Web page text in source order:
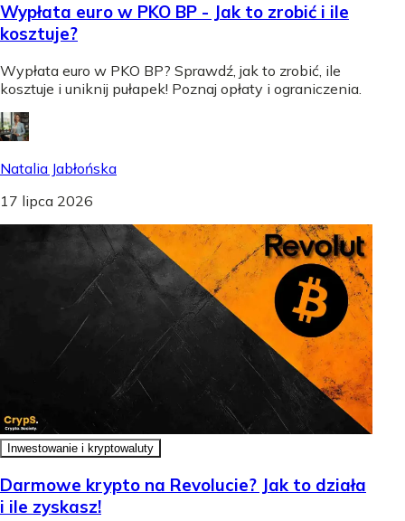
Wypłata euro w PKO BP - Jak to zrobić i ile
kosztuje?
Wypłata euro w PKO BP? Sprawdź, jak to zrobić, ile
kosztuje i uniknij pułapek! Poznaj opłaty i ograniczenia.
Natalia Jabłońska
17 lipca 2026
Inwestowanie i kryptowaluty
Darmowe krypto na Revolucie? Jak to działa
i ile zyskasz!